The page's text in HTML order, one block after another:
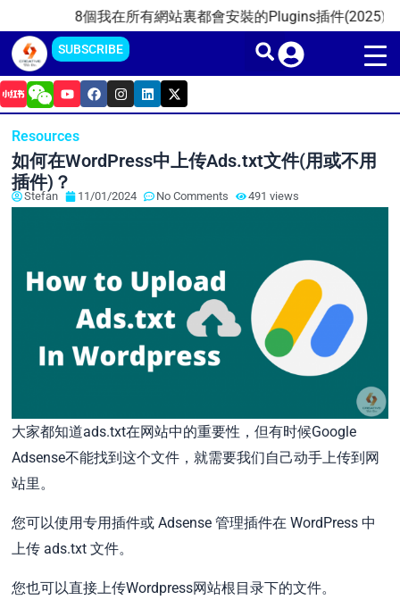
content
8個我在所有網站裏都會安裝的Plugins插件(2025)
SUBSCRIBE
Y
o
u
u
b
e
F
a
c
o
I
n
s
r
m
L
i
n
d
i
X
-
t
t
r
Resources
如何在WordPress中上传Ads.txt文件(用或不用
插件)？
Stefan 11/01/2024 No Comments 491 views
大家都知道ads.txt在网站中的重要性，但有时候Google
Adsense不能找到这个文件，就需要我们自己动手上传到网
站里。
您可以使用专用插件或 Adsense 管理插件在 WordPress 中
上传 ads.txt 文件。
您也可以直接上传Wordpress网站根目录下的文件。